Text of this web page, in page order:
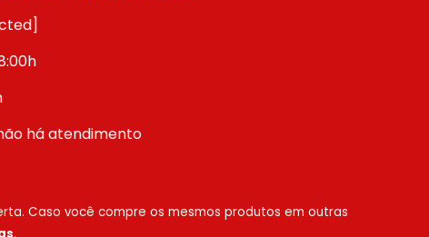
há atendimento
Caso você compre os mesmos produtos em outras